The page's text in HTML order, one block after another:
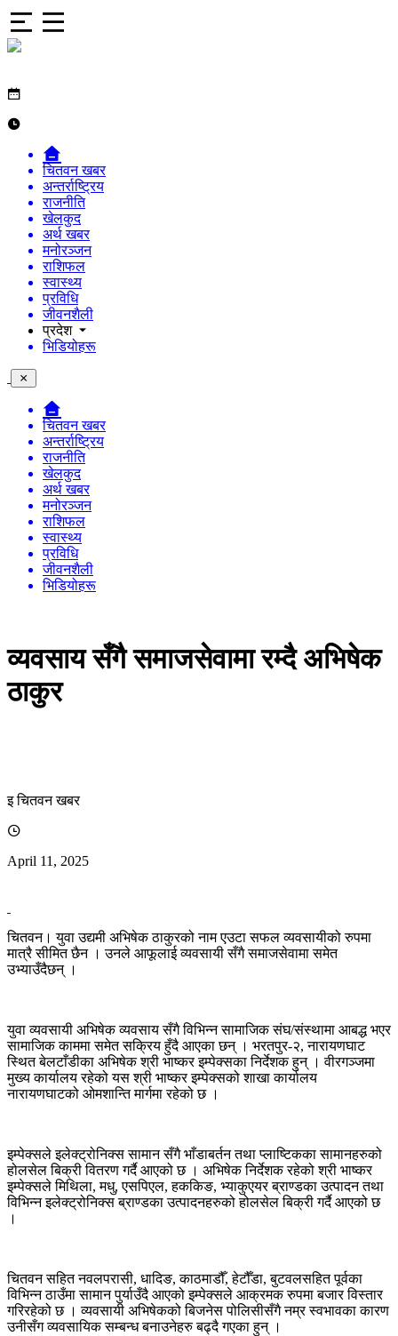
चितवन खबर
अन्तर्राष्ट्रिय
राजनीति
खेलकुद
अर्थ खबर
मनोरञ्जन
राशिफल
स्वास्थ्य
प्रविधि
जीवनशैली
प्रदेश
भिडियोहरू
चितवन खबर
अन्तर्राष्ट्रिय
राजनीति
खेलकुद
अर्थ खबर
मनोरञ्जन
राशिफल
स्वास्थ्य
प्रविधि
जीवनशैली
भिडियोहरू
व्यवसाय सँगै समाजसेवामा रम्दै अभिषेक
ठाकुर
इ चितवन खबर
April 11, 2025
चितवन। युवा उद्यमी अभिषेक ठाकुरको नाम एउटा सफल व्यवसायीको रुपमा
मात्रै सीमित छैन । उनले आफूलाई व्यवसायी सँगै समाजसेवामा समेत
उभ्याउँदैछन् ।
युवा व्यवसायी अभिषेक व्यवसाय सँगै विभिन्न सामाजिक संघ/संस्थामा आबद्ध भएर
सामाजिक काममा समेत सक्रिय हुँदै आएका छन् । भरतपुर-२, नारायणघाट
स्थित बेलटाँडीका अभिषेक श्री भाष्कर इम्पेक्सका निर्देशक हुन् । वीरगञ्जमा
मुख्य कार्यालय रहेको यस श्री भाष्कर इम्पेक्सको शाखा कार्यालय
नारायणघाटको ओमशान्ति मार्गमा रहेको छ ।
इम्पेक्सले इलेक्ट्रोनिक्स सामान सँगै भाँडाबर्तन तथा प्लाष्टिकका सामानहरुको
होलसेल बिक्री वितरण गर्दै आएको छ । अभिषेक निर्देशक रहेको श्री भाष्कर
इम्पेक्सले मिथिला, मधु, एसपिएल, हककिङ, भ्याकुएयर ब्राण्डका उत्पादन तथा
विभिन्न इलेक्ट्रोनिक्स ब्राण्डका उत्पादनहरुको होलसेल बिक्री गर्दै आएको छ
।
चितवन सहित नवलपरासी, धादिङ, काठमाडौँ, हेटौँडा, बुटवलसहित पूर्वका
विभिन्न ठाउँमा सामान पुर्याउँदै आएको इम्पेक्सले आक्रमक रुपमा बजार विस्तार
गरिरहेको छ । व्यवसायी अभिषेकको बिजनेस पोलिसीसँगै नम्र स्वभावका कारण
उनीसँग व्यवसायिक सम्बन्ध बनाउनेहरु बढ्दै गएका हुन् ।